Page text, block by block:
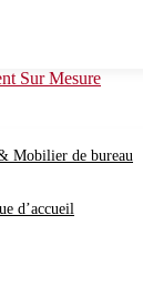
Sur Mesure
Mobilier de bureau
d’accueil